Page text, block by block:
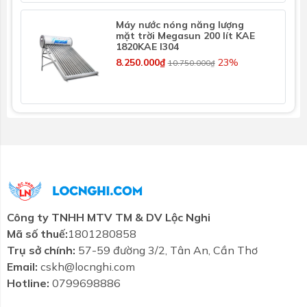
lắp thêm vì máy nước nóng năng lượng mặt trời phải
có bồn chứa mới dùng được. Lưu ý là bồn này nên cao
hơn từ 1.2 mét - 2 mét so với máy, để đảm bảo áp lực
nước đầu vào ổn định.
- Chọn dung tích bình chứa nước phù hợp với số
lượng người sử dụng, cứ tính trung bình khoảng 30-
Tặng phụ kiện lắp máy
Máy nước nóng năng lượng
mặt trời Megasun 200 lít KAE
1820KAE I304
8.250.000₫10.750.000₫23%
Công ty TNHH MTV TM & DV Lộc Nghi
Mã số thuế:1801280858
Trụ sở chính: 57-59 đường 3/2, Tân An, Cần Thơ
Email: cskh@locnghi.com
Hotline: 0799698886